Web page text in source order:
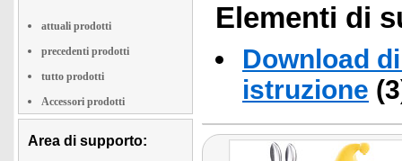
attuali prodotti
precedenti prodotti
tutto prodotti
Accessori prodotti
Area di supporto:
Elementi di
Download
istruzione